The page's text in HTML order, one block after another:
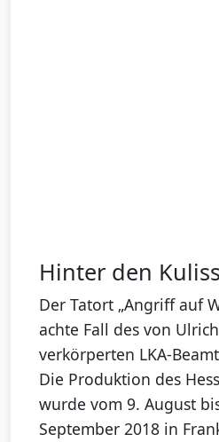
Hinter den
Der Tatort „Angriff auf
achte Fall des von
verkörperten LKA-
Die Produktion des
wurde vom 9. August
September 2018 in